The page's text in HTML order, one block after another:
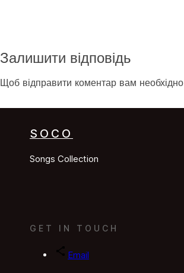
Залишити відповідь
Щоб відправити коментар вам необхідно
SOCO
Songs Collection
GET IN TOUCH
Email